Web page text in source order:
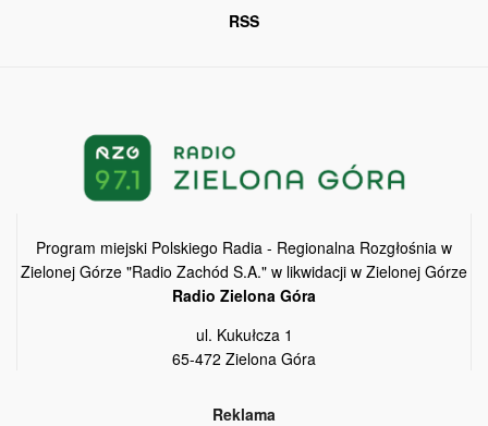
RSS
Program miejski Polskiego Radia - Regionalna Rozgłośnia w
Zielonej Górze "Radio Zachód S.A." w likwidacji w Zielonej Górze
Radio Zielona Góra
ul. Kukułcza 1
65-472 Zielona Góra
Reklama